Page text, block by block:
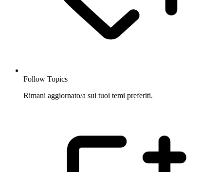
Follow Topics
Rimani aggiornato/a sui tuoi temi preferiti.